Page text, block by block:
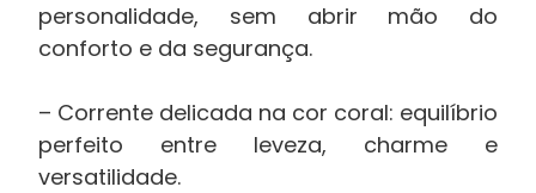
personalidade, sem abrir mão do
conforto e da segurança.
– Corrente delicada na cor coral: equilíbrio
perfeito entre leveza, charme e
versatilidade.